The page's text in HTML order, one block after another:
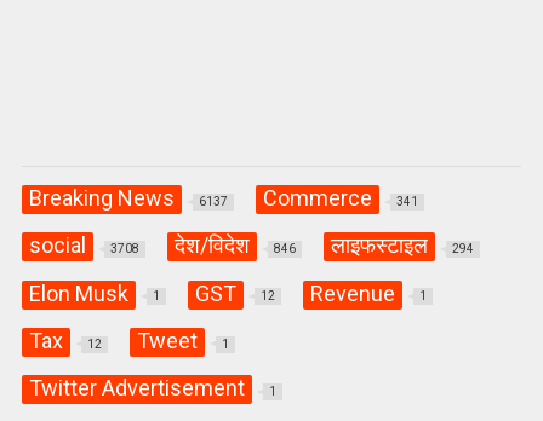
Breaking News 6137 Commerce 341
social 3708 देश/विदेश 846 लाइफस्टाइल 294
Elon Musk 1 GST 12 Revenue 1
Tax 12 Tweet 1
Twitter Advertisement 1